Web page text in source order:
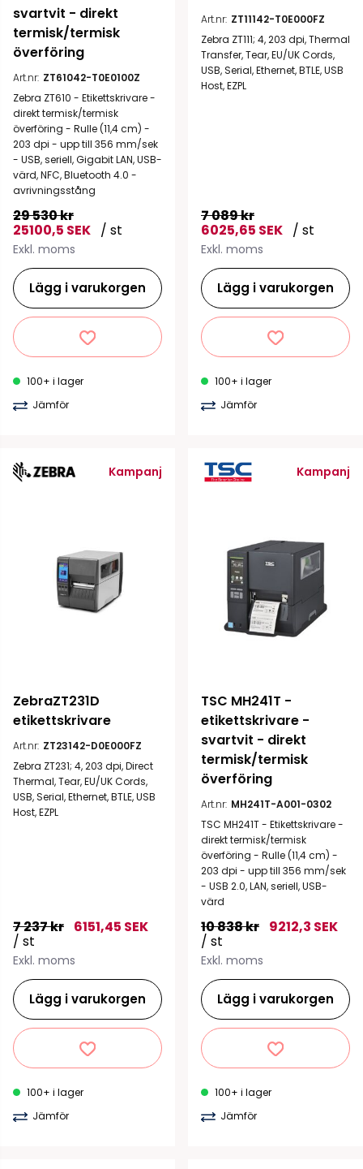
svartvit - direkt
termisk/termisk
överföring
Art.nr: ZT61042-T0E0100Z
Zebra ZT610 - Etikettskrivare -
direkt termisk/termisk
överföring - Rulle (11,4 cm) -
203 dpi - upp till 356 mm/sek
- USB, seriell, Gigabit LAN, USB-
värd, NFC, Bluetooth 4.0 -
avrivningsstång
29 530 kr
25100,5 SEK / st
Exkl. moms
Lägg i varukorgen
100+ i lager
Jämför
Art.nr: ZT11142-T0E000FZ
Zebra ZT111; 4, 203 dpi, Thermal
Transfer, Tear, EU/UK Cords,
USB, Serial, Ethernet, BTLE, USB
Host, EZPL
7 089 kr
6025,65 SEK / st
Exkl. moms
Lägg i varukorgen
100+ i lager
Jämför
Kampanj
ZebraZT231D
etikettskrivare
Art.nr: ZT23142-D0E000FZ
Zebra ZT231; 4, 203 dpi, Direct
Thermal, Tear, EU/UK Cords,
USB, Serial, Ethernet, BTLE, USB
Host, EZPL
7 237 kr 6151,45 SEK
/ st
Exkl. moms
Lägg i varukorgen
100+ i lager
Jämför
Kampanj
TSC MH241T -
etikettskrivare -
svartvit - direkt
termisk/termisk
överföring
Art.nr: MH241T-A001-0302
TSC MH241T - Etikettskrivare -
direkt termisk/termisk
överföring - Rulle (11,4 cm) -
203 dpi - upp till 356 mm/sek
- USB 2.0, LAN, seriell, USB-
värd
10 838 kr 9212,3 SEK
/ st
Exkl. moms
Lägg i varukorgen
100+ i lager
Jämför